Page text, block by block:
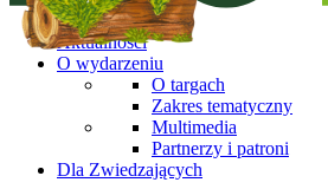
Aktualności
O wydarzeniu
O targach
Zakres tematyczny
Multimedia
Partnerzy i patroni
Dla Zwiedzających